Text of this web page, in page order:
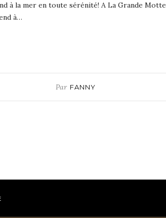
à la mer en toute sérénité! A La Grande Motte
à…
Par FANNY